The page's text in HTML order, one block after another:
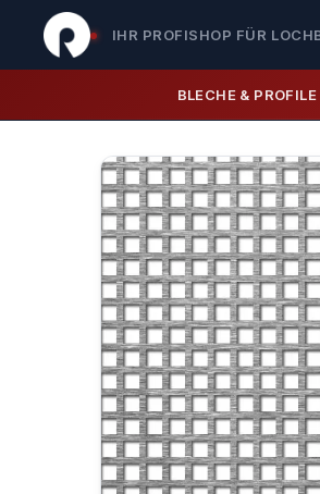
IHR PROFISHOP FÜR
BLECHE & PROFILE